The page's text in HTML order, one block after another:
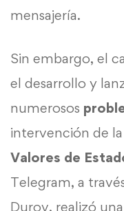
mensajería.
Sin embargo, el
el desarrollo y
numerosos
intervención de la
Valores de
Telegram, a
Durov, realizó una